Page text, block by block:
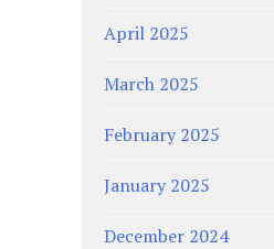
April 2025
March 2025
February 2025
January 2025
December 2024